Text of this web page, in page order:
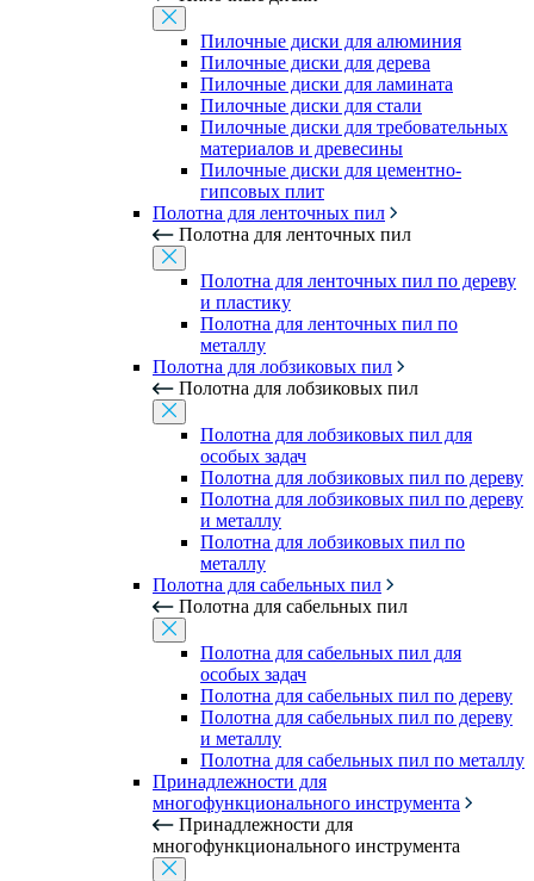
Пилочные диски для алюминия
Пилочные диски для дерева
Пилочные диски для ламината
Пилочные диски для стали
Пилочные диски для требовательных
материалов и древесины
Пилочные диски для цементно-
гипсовых плит
Полотна для ленточных пил
Полотна для ленточных пил
Полотна для ленточных пил по дереву
и пластику
Полотна для ленточных пил по
металлу
Полотна для лобзиковых пил
Полотна для лобзиковых пил
Полотна для лобзиковых пил для
особых задач
Полотна для лобзиковых пил по дереву
Полотна для лобзиковых пил по дереву
и металлу
Полотна для лобзиковых пил по
металлу
Полотна для сабельных пил
Полотна для сабельных пил
Полотна для сабельных пил для
особых задач
Полотна для сабельных пил по дереву
Полотна для сабельных пил по дереву
и металлу
Полотна для сабельных пил по металлу
Принадлежности для
многофункционального инструмента
Принадлежности для
многофункционального инструмента